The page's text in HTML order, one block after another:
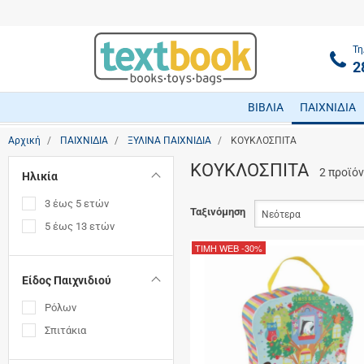
ΒΙΒΛΙΑ ΠΑΙΧΝΙΔΙΑ
Αρχική ΠΑΙΧΝΙΔΙΑ ΞΥΛΙΝΑ ΠΑΙΧΝΙΔΙΑ ΚΟΥΚΛΟΣΠΙΤΑ
Ηλικία
3 έως 5 ετών
5 έως 13 ετών
Είδος Παιχνιδιού
Ρόλων
Σπιτάκια
ΚΟΥΚΛΟΣΠΙΤΑ 2
Ταξινόμηση
ΤΙΜΗ WEB-30%